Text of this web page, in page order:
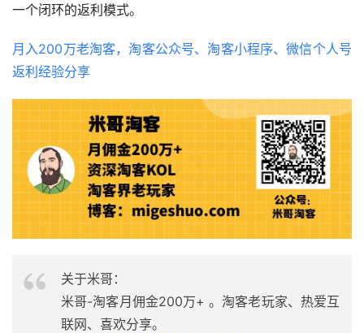
一个闭环的返利模式。
月入200万老淘客，淘客公众号、淘客小程序、微信个人号
返利经验分享
关于米哥：
米哥-淘客月佣金200万+ 。淘客老玩家、热爱互
联网、喜欢分享。